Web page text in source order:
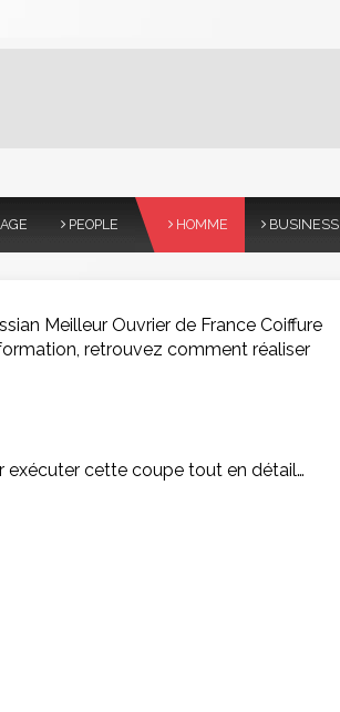
PEOPLE HOMME BUSINESS
Meilleur Ouvrier de France Coiffure
retrouvez comment réaliser
exécuter cette coupe tout en détail…